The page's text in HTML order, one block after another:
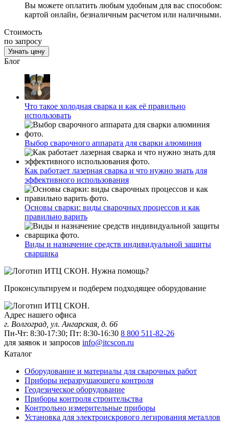
Вы можете оплатить любым удобным для вас способом:
картой онлайн, безналичным расчетом или наличными.
Стоимость
по запросу
Узнать цену
Блог
Что такое холодная сварка и как её правильно
использовать
Выбор сварочного аппарата для сварки алюминия
Как работает лазерная сварка и что нужно знать для
эффективного использования
Основы сварки: виды сварочных процессов и как
правильно варить
Виды и назначение средств индивидуальной защиты
сварщика
Нужна помощь?
Проконсультируем и подберем подходящее оборудование
Адрес нашего офиса
г. Волгоград, ул. Ангарская, д. 66
Пн-Чт: 8:30-17:30; Пт: 8:30-16:30 8 800 511-82-26
для заявок и запросов info@itcscon.ru
Каталог
Оборудование и материалы для сварочных работ
Приборы неразрушающего контроля
Геодезическое оборудование
Приборы контроля строительства
Контрольно измерительные приборы
Установка для электроискрового легирования металлов